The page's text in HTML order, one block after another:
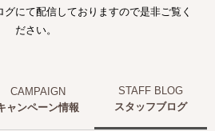
にて配信しておりますので是非ご覧く
ださい。
ャンペーン情報 スタッフブログ